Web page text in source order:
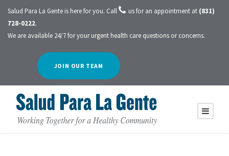
Salud Para La Gente is here for you. Call us for an appointment at (831)
728-0222.
We are available 24/7 for your urgent health care questions or concerns.
JOIN OUR TEAM